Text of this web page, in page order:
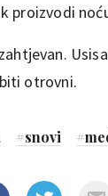
proizvodi
otrovni.
#snovi #